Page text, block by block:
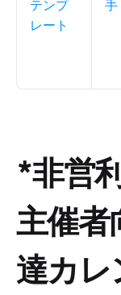
テンプ
レート
手
*非営
主催者
達カレ